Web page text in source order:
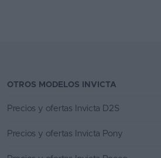
OTROS MODELOS INVICTA
Precios y ofertas Invicta D2S
Precios y ofertas Invicta Pony